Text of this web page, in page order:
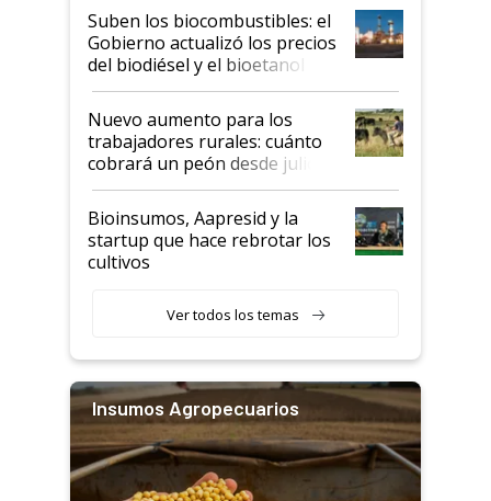
exportadoras en tensión tras
la medida de fuerza de los
prácticos
Suben los biocombustibles: el
Gobierno actualizó los precios
del biodiésel y el bioetanol
Nuevo aumento para los
trabajadores rurales: cuánto
cobrará un peón desde julio
Bioinsumos, Aapresid y la
startup que hace rebrotar los
cultivos
Ver todos los temas
Insumos Agropecuarios